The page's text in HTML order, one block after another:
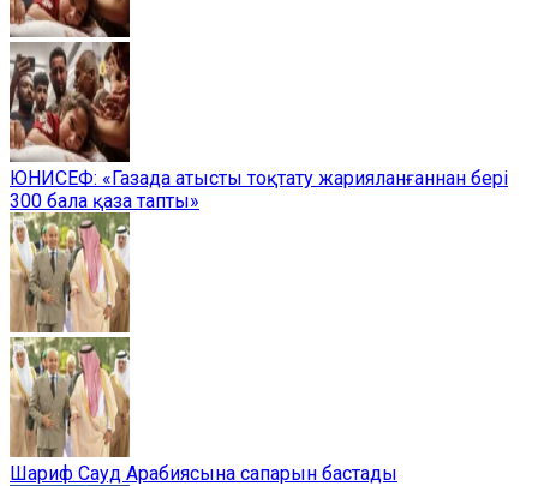
ЮНИСЕФ: «Газада атысты тоқтату жарияланғаннан бері
300 бала қаза тапты»
Шариф Сауд Арабиясына сапарын бастады